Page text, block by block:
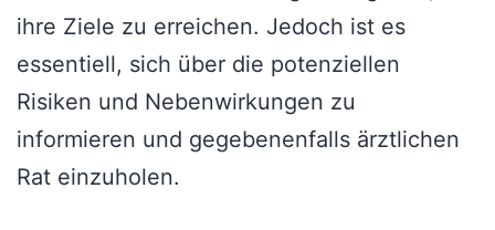
ihre Ziele zu erreichen. Jedoch ist es
essentiell, sich über die potenziellen
Risiken und Nebenwirkungen zu
informieren und gegebenenfalls ärztlichen
Rat einzuholen.